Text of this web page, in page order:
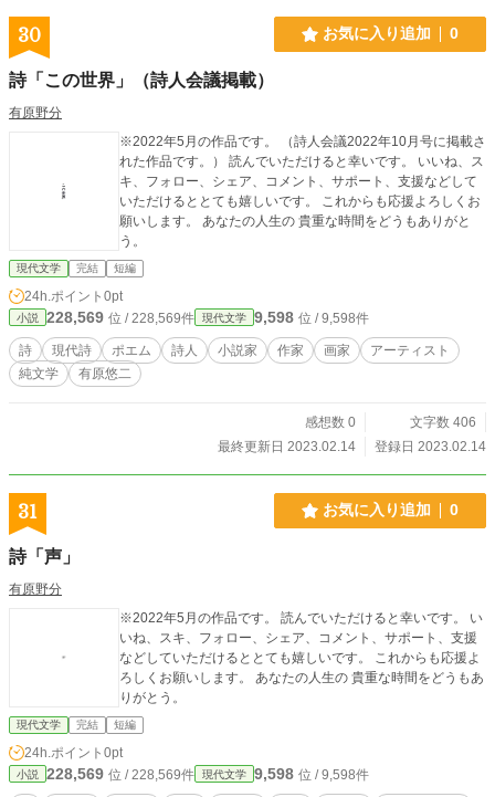
30 お気に入り追加 0
詩「この世界」（詩人会議掲載）
有原野分
※2022年5月の作品です。 （詩人会議2022年10月号に掲載さ
れた作品です。） 読んでいただけると幸いです。 いいね、ス
キ、フォロー、シェア、コメント、サポート、支援などして
いただけるととても嬉しいです。 これからも応援よろしくお
願いします。 あなたの人生の 貴重な時間をどうもありがと
う。
現代文学 完結 短編
24h.ポイント 0pt
小説 228,569 位 / 228,569件 現代文学 9,598 位 / 9,598件
詩 現代詩 ポエム 詩人 小説家 作家 画家
アーティスト
純文学
有原悠二
感想数 0
文字数 406
最終更新日 2023.02.14
登録日 2023.02.14
31 お気に入り追加 0
詩「声」
有原野分
※2022年5月の作品です。 読んでいただけると幸いです。 い
いね、スキ、フォロー、シェア、コメント、サポート、支援
などしていただけるととても嬉しいです。 これからも応援よ
ろしくお願いします。 あなたの人生の 貴重な時間をどうもあ
りがとう。
現代文学 完結 短編
24h.ポイント 0pt
小説 228,569 位 / 228,569件 現代文学 9,598 位 / 9,598件